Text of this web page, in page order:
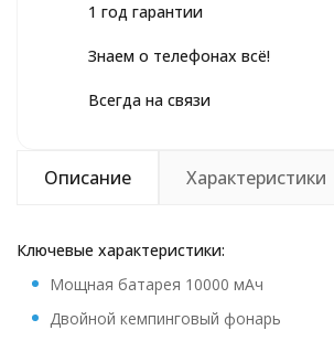
1 год гарантии
Знаем о телефонах всё!
Всегда на связи
Описание Характеристики
Ключевые характеристики:
Мощная батарея 10000 мАч
Двойной кемпинговый фонарь